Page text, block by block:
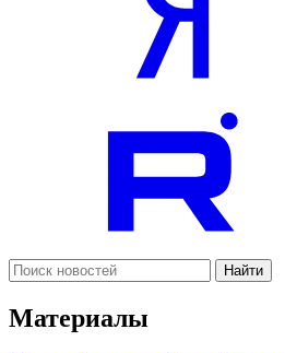
Найти
Материалы